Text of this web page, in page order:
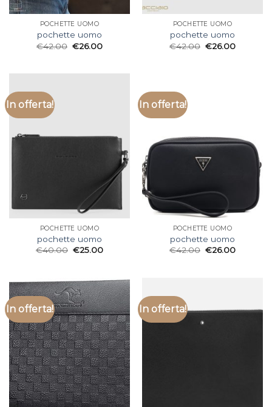
POCHETTE UOMO
pochette uomo
€42.00 €26.00
POCHETTE UOMO
pochette uomo
€42.00 €26.00
In offerta!
POCHETTE UOMO
pochette uomo
€40.00 €25.00
In offerta!
POCHETTE UOMO
pochette uomo
€42.00 €26.00
In offerta! In offerta!